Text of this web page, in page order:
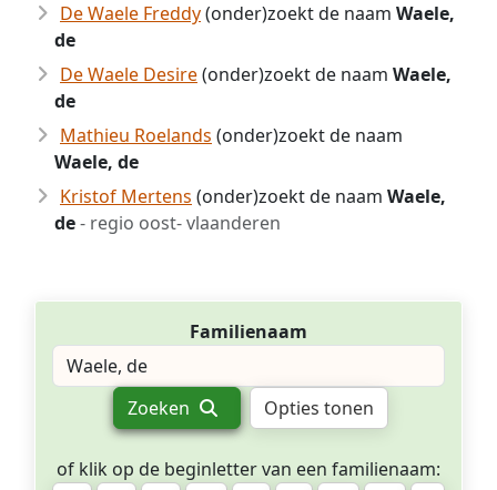
De Waele Freddy(onder)zoekt de naam Waele,
de
De Waele Desire(onder)zoekt de naam Waele,
de
Mathieu Roelands (onder)zoekt de naam
Waele, de
Kristof Mertens (onder)zoekt de naam Waele,
de- regio oost- vlaanderen
Familienaam
Zoeken Opties tonen
of klik op de beginletter van een familienaam: